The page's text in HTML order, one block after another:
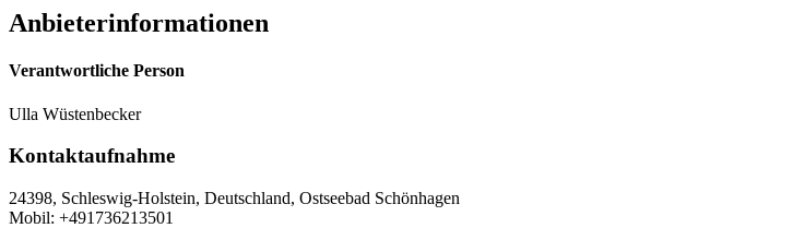
Anbieterinformationen
Verantwortliche Person
Ulla Wüstenbecker
Kontaktaufnahme
24398, Schleswig-Holstein, Deutschland, Ostseebad Schönhagen
Mobil: +491736213501